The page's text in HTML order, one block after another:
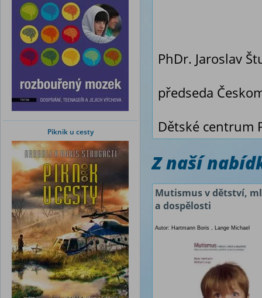
Piknik u cesty
PhDr. Jaroslav
předseda
Dětské centrum
Z naší
Mutismus v dětství,
a dospělosti
Autor: Hartmann Boris , Lange Michael